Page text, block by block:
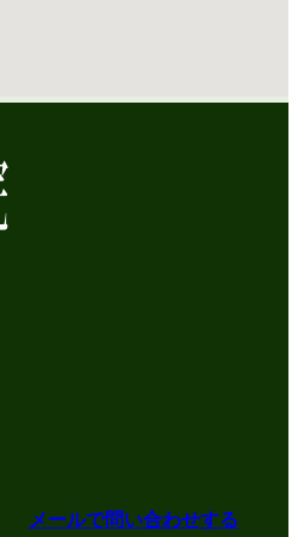
メールで問い合わせする